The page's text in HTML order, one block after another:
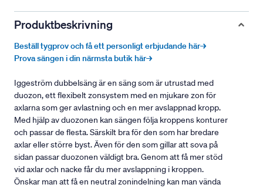
Produktbeskrivning
Beställ tygprov och få ett personligt erbjudande här→
Prova sängen i din närmsta butik här→
Iggeström dubbelsäng är en säng som är utrustad med
duozon, ett flexibelt zonsystem med en mjukare zon för
axlarna som ger avlastning och en mer avslappnad kropp.
Med hjälp av duozonen kan sängen följa kroppens konturer
och passar de flesta. Särskilt bra för den som har bredare
axlar eller större byst. Även för den som gillar att sova på
sidan passar duozonen väldigt bra. Genom att få mer stöd
vid axlar och nacke får du mer avslappning i kroppen.
Önskar man att få en neutral zonindelning kan man vända